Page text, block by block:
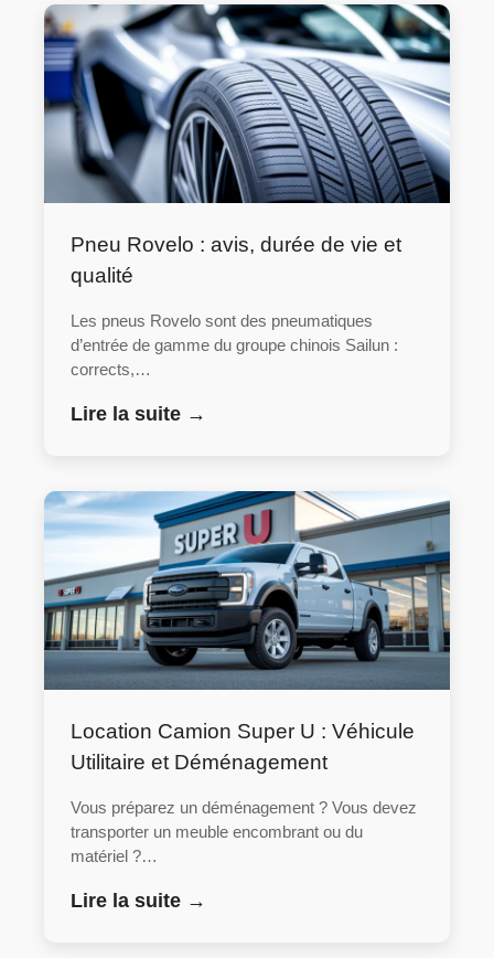
Pneu Rovelo : avis, durée de vie et
qualité
Les pneus Rovelo sont des pneumatiques
d’entrée de gamme du groupe chinois Sailun :
corrects,…
Lire la suite →
Location Camion Super U : Véhicule
Utilitaire et Déménagement
Vous préparez un déménagement ? Vous devez
transporter un meuble encombrant ou du
matériel ?…
Lire la suite →